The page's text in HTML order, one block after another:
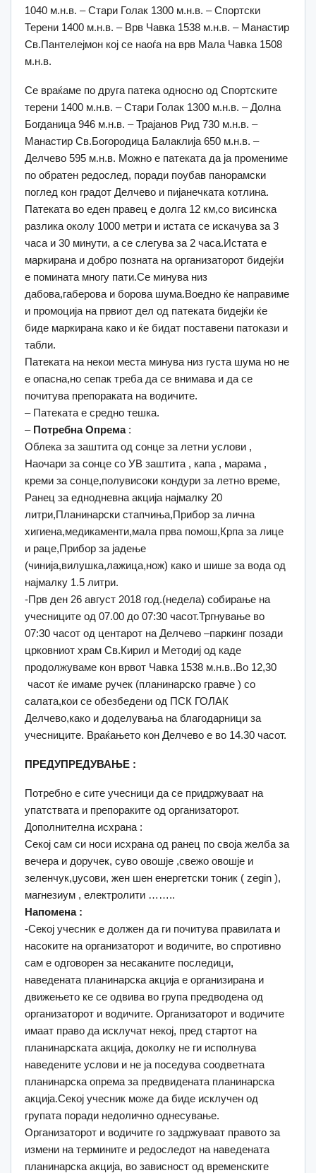
1040 м.н.в. – Стари Голак 1300 м.н.в. – Спортски
Терени 1400 м.н.в. – Врв Чавка 1538 м.н.в. – Манастир
Св.Пантелејмон кој се наоѓа на врв Мала Чавка 1508
м.н.в.
Се враќаме по друга патека односно од Спортските
терени 1400 м.н.в. – Стари Голак 1300 м.н.в. – Долна
Богданица 946 м.н.в. – Трајанов Рид 730 м.н.в. –
Манастир Св.Богородица Балаклија 650 м.н.в. –
Делчево 595 м.н.в. Можно е патеката да ја промениме
по обратен редослед, поради поубав панорамски
поглед кон градот Делчево и пијанечката котлина.
Патеката во еден правец е долга 12 км,со висинска
разлика околу 1000 метри и истата се искачува за 3
часа и 30 минути, а се слегува за 2 часа.Истата е
маркирана и добро позната на организаторот бидејќи
е помината многу пати.Се минува низ
дабова,габерова и борова шума.Воедно ќе направиме
и промоција на првиот дел од патеката бидејќи ќе
биде маркирана како и ќе бидат поставени патокази и
табли.
Патеката на некои места минува низ густа шума но не
е опасна,но сепак треба да се внимава и да се
почитува препораката на водичите.
– Патеката е средно тешка.
– Потребна Опрема:
Облека за заштита од сонце за летни услови ,
Наочари за сонце со УВ заштита , капа , марама ,
креми за сонце,полувисоки кондури за летно време,
Ранец за еднодневна акција најмалку 20
литри,Планинарски стапчиња,Прибор за лична
хигиена,медикаменти,мала прва помош,Крпа за лице
и раце,Прибор за јадење
(чинија,вилушка,лажица,нож) како и шише за вода од
најмалку 1.5 литри.
-Прв ден 26 август 2018 год.(недела) собирање на
учесниците од 07.00 до 07:30 часот.Тргнување во
07:30 часот од центарот на Делчево –паркинг позади
црковниот храм Св.Кирил и Методиј од каде
продолжуваме кон врвот Чавка 1538 м.н.в..Во 12,30
часот ќе имаме ручек (планинарско гравче ) со
салата,кои се обезбедени од ПСК ГОЛАК
Делчево,како и доделувања на благодарници за
учесниците. Враќањето кон Делчево е во 14.30 часот.
ПРЕДУПРЕДУВАЊЕ :
Потребно е сите учесници да се придржуваат на
упатствата и препораките од организаторот.
Дополнителна исхрана :
Секој сам си носи исхрана од ранец по своја желба за
вечера и доручек, суво овошје ,свежо овошје и
зеленчук,џусови, жен шен енергетски тоник ( zegin ),
магнезиум , електролити ……..
Напомена :
-Секој учесник е должен да ги почитува правилата и
насоките на организаторот и водичите, во спротивно
сам е одговорен за несаканите последици,
наведената планинарска акција е организирана и
движењето ке се одвива во група предводена од
организаторот и водичите. Организаторот и водичите
имаат право да исклучат некој, пред стартот на
планинарската акција, доколку не ги исполнува
наведените услови и не ја поседува соодветната
планинарска опрема за предвидената планинарска
акција.Секој учесник може да биде исклучен од
групата поради недолично однесување.
Организаторот и водичите го задржуваат правото за
измени на термините и редоследот на наведената
планинарска акција, во зависност од временските